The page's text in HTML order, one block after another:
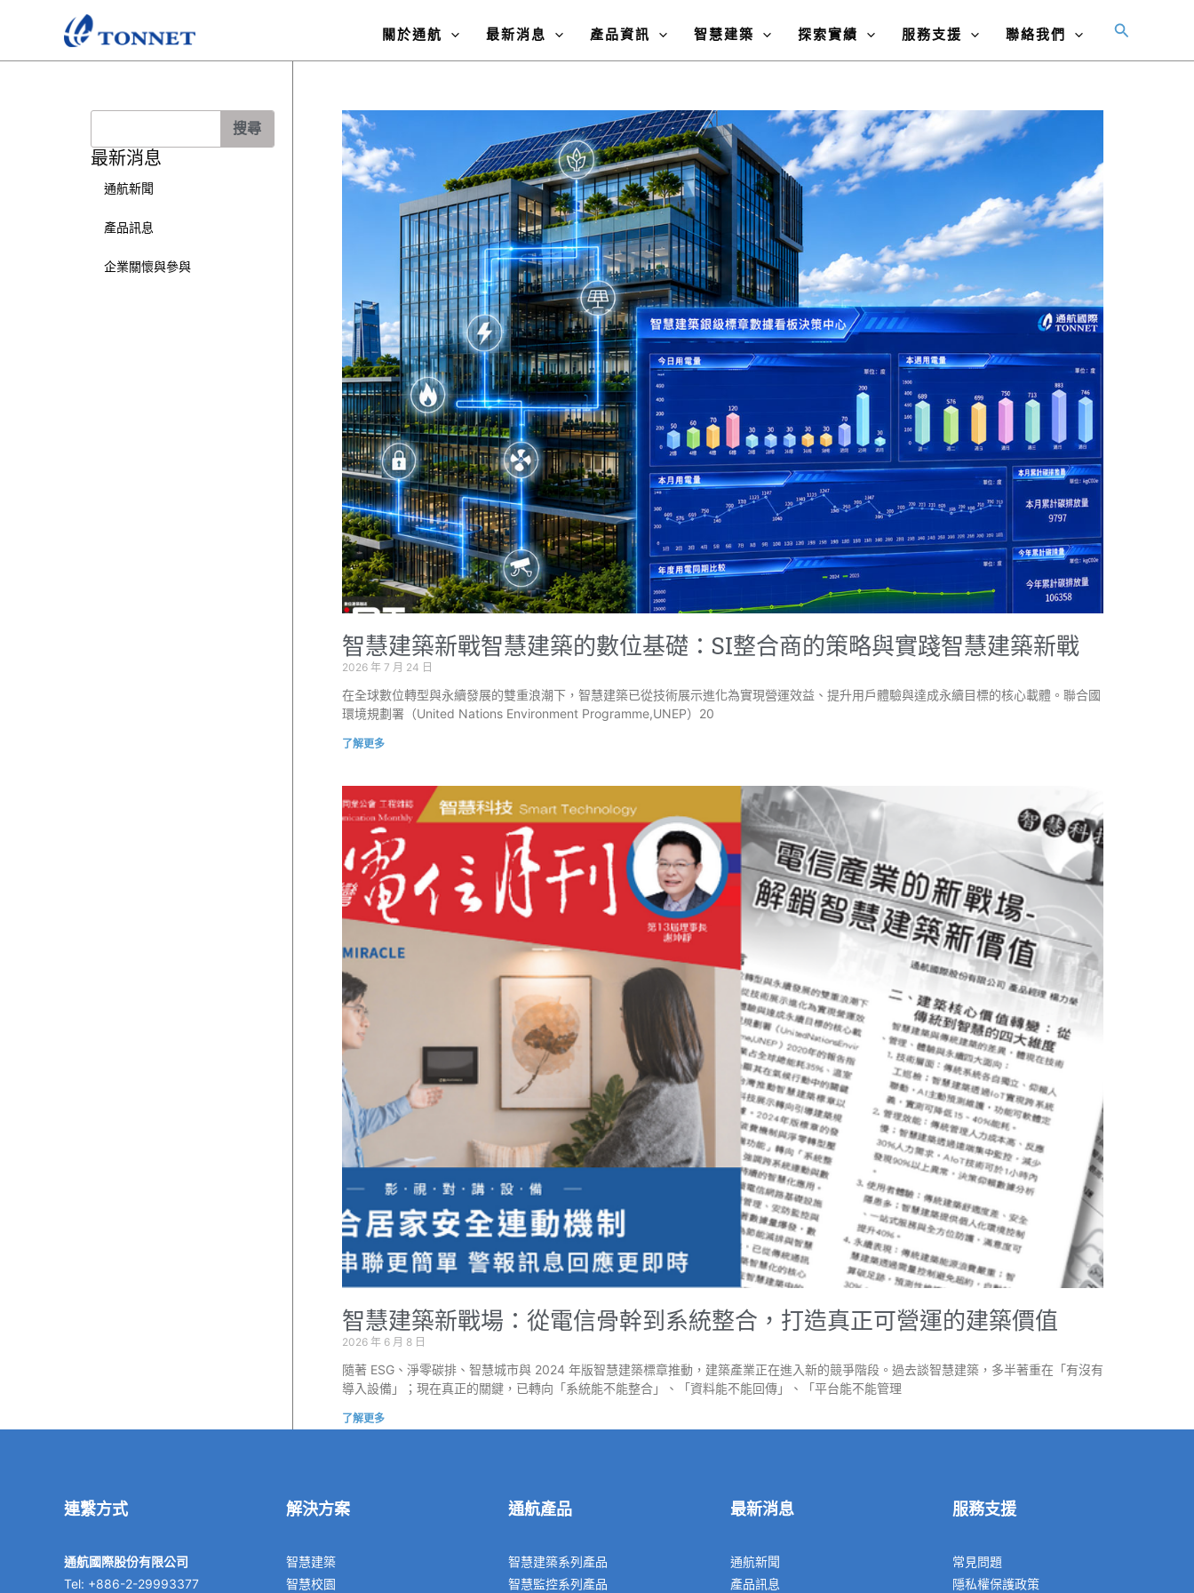
關於通航 最新消息 產品資訊 智慧建築 探索實績 服務支援 聯絡我們
搜
尋
搜尋
最新消息
通航新聞
產品訊息
企業關懷與參與
智慧建築新戰智慧建築的數位基礎：SI整合商的策略與實踐智慧建築新戰
2026 年 7 月 24 日
在全球數位轉型與永續發展的雙重浪潮下，智慧建築已從技術展示進化為實現營運效益、提升用戶體驗與達成永續目標的核心載體。聯合國
環境規劃署（United Nations Environment Programme,UNEP）20
了解更多
智慧建築新戰場：從電信骨幹到系統整合，打造真正可營運的建築價值
2026 年 6 月 8 日
隨著 ESG、淨零碳排、智慧城市與 2024 年版智慧建築標章推動，建築產業正在進入新的競爭階段。過去談智慧建築，多半著重在「有沒有
導入設備」；現在真正的關鍵，已轉向「系統能不能整合」、「資料能不能回傳」、「平台能不能管理
了解更多
連繫方式
通航國際股份有限公司
Tel: +886-2-29993377
解決方案
智慧建築
智慧校園
通航產品
智慧建築系列產品
智慧監控系列產品
最新消息
通航新聞
產品訊息
服務支援
常見問題
隱私權保護政策